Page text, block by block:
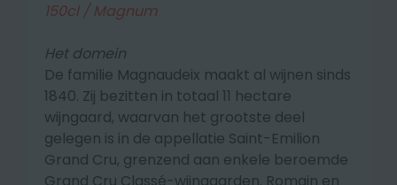
150cl / Magnum
Het domein
De familie Magnaudeix maakt al wijnen sinds
1840. Zij bezitten in totaal 11 hectare
wijngaard, waarvan het grootste deel
gelegen is in de appellatie Saint-Emilion
Grand Cru, grenzend aan enkele beroemde